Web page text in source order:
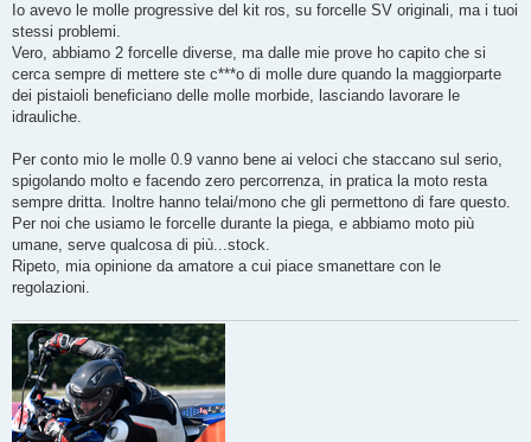
a
g
i
o
Io avevo le molle progressive del kit ros, su forcelle SV originali, ma i tuoi
stessi problemi.
Vero, abbiamo 2 forcelle diverse, ma dalle mie prove ho capito che si
cerca sempre di mettere ste c***o di molle dure quando la maggiorparte
dei pistaioli beneficiano delle molle morbide, lasciando lavorare le
idrauliche.
Per conto mio le molle 0.9 vanno bene ai veloci che staccano sul serio,
spigolando molto e facendo zero percorrenza, in pratica la moto resta
sempre dritta. Inoltre hanno telai/mono che gli permettono di fare questo.
Per noi che usiamo le forcelle durante la piega, e abbiamo moto più
umane, serve qualcosa di più...stock.
Ripeto, mia opinione da amatore a cui piace smanettare con le
regolazioni.